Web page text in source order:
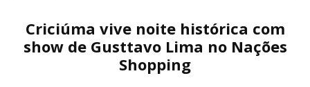
Criciúma vive noite histórica com
show de Gusttavo Lima no Nações
Shopping